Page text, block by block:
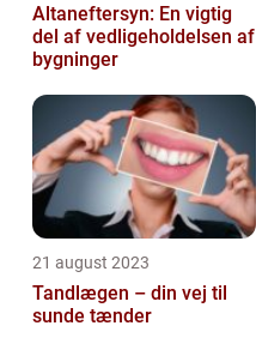
Altaneftersyn: En vigtig
del af vedligeholdelsen af
bygninger
21 august 2023
Tandlægen – din vej til
sunde tænder